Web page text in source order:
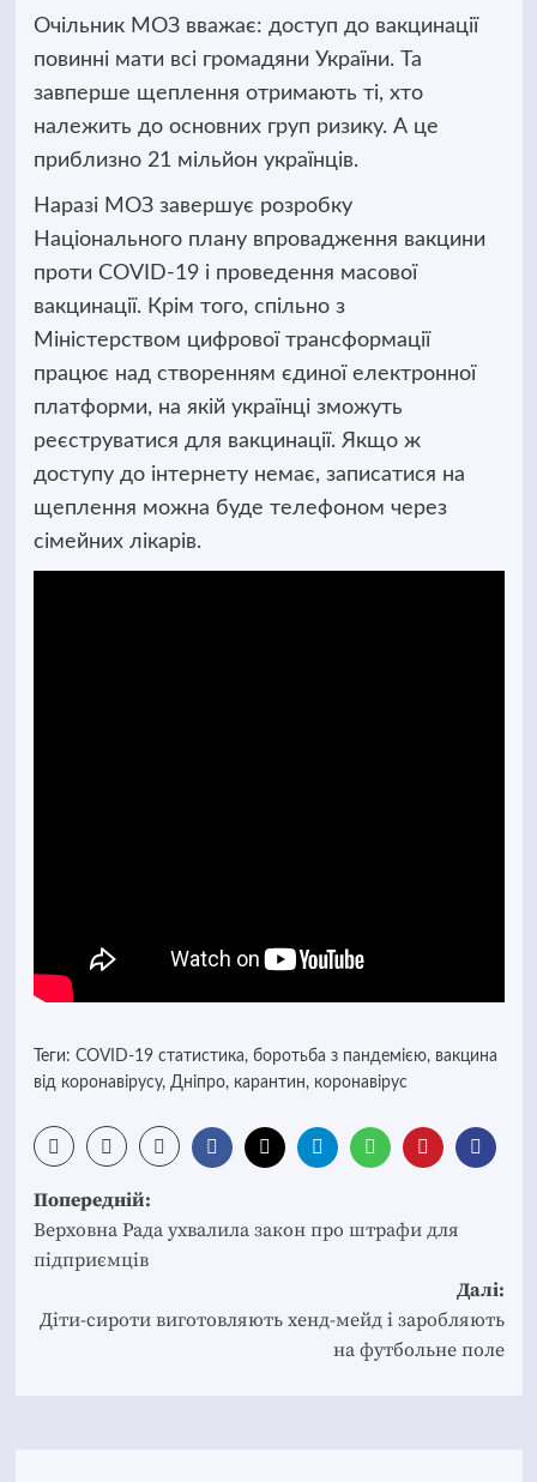
Очільник МОЗ вважає: доступ до вакцинації
повинні мати всі громадяни України. Та
завперше щеплення отримають ті, хто
належить до основних груп ризику. А це
приблизно 21 мільйон українців.
Наразі МОЗ завершує розробку
Національного плану впровадження вакцини
проти COVID-19 і проведення масової
вакцинації. Крім того, спільно з
Міністерством цифрової трансформації
працює над створенням єдиної електронної
платформи, на якій українці зможуть
реєструватися для вакцинації. Якщо ж
доступу до інтернету немає, записатися на
щеплення можна буде телефоном через
сімейних лікарів.
Теги: COVID-19 статистика, боротьба з пандемією, вакцина
від коронавірусу, Дніпро, карантин, коронавірус
Post
navigation
Попередній:
Верховна Рада ухвалила закон про штрафи для
підприємців
Далі:
Діти-сироти виготовляють хенд-мейд і заробляють
на футбольне поле